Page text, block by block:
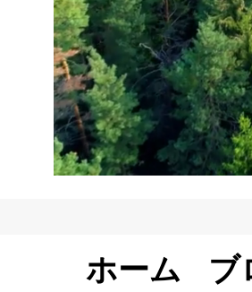
ホーム ブ